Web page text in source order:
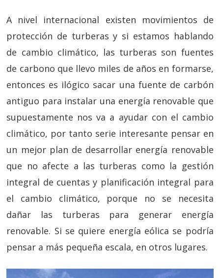
A nivel internacional existen movimientos de
protección de turberas y si estamos hablando
de cambio climático, las turberas son fuentes
de carbono que llevo miles de años en formarse,
entonces es ilógico sacar una fuente de carbón
antiguo para instalar una energía renovable que
supuestamente nos va a ayudar con el cambio
climático, por tanto serie interesante pensar en
un mejor plan de desarrollar energía renovable
que no afecte a las turberas como la gestión
integral de cuentas y planificación integral para
el cambio climático, porque no se necesita
dañar las turberas para generar energía
renovable. Si se quiere energía eólica se podría
pensar a más pequeña escala, en otros lugares.